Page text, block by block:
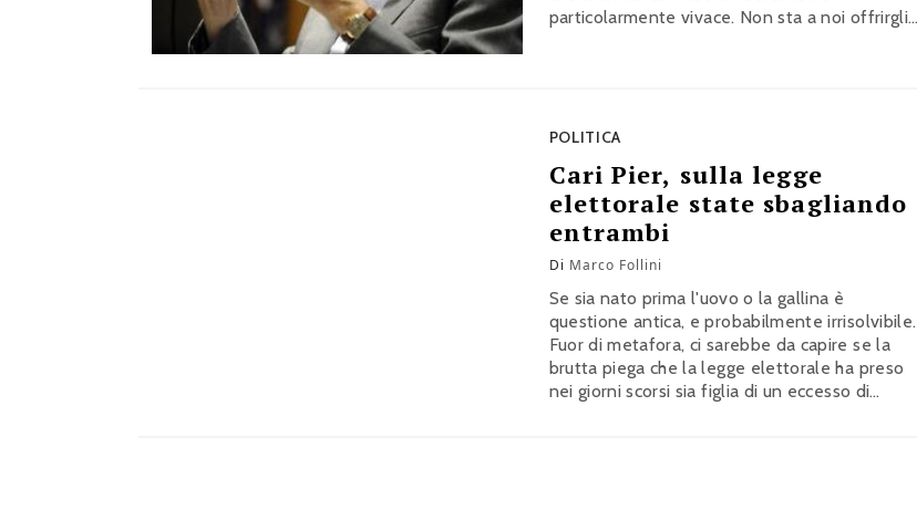
particolarmente vivace. Non sta a noi offrirgli
POLITICA
Cari Pier, sulla legge
elettorale state sbagliando
entrambi
Di Marco Follini
Se sia nato prima l'uovo o la gallina è
questione antica, e probabilmente irrisolvibile.
Fuor di metafora, ci sarebbe da capire se la
brutta piega che la legge elettorale ha preso
nei giorni scorsi sia figlia di un eccesso di